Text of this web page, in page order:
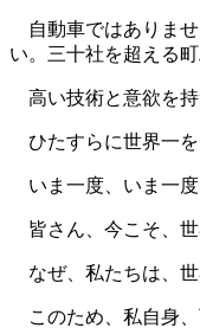
自動車ではありませ
い。三十社を超える
高い技術と意欲を持
ひたすらに世界一を
いま一度、いま一度
皆さん、今こそ、世
なぜ、私たちは、世
このため、私自身、